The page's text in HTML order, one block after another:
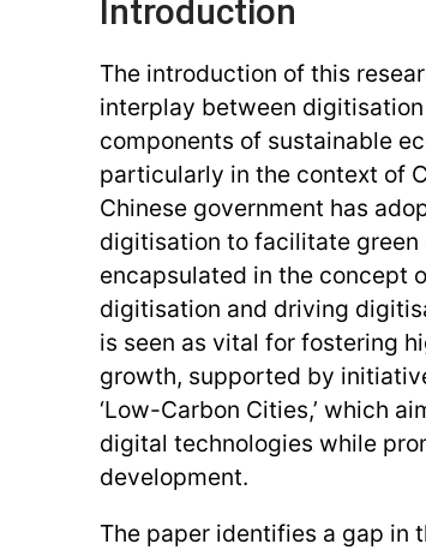
Introduction
The introduction of this
interplay between
components of sustainable
particularly in the context of
Chinese government has
digitisation to facilitate
encapsulated in the concept
digitisation and driving
is seen as vital for fostering
growth, supported by
‘Low-Carbon Cities,’ which
digital technologies while
development.
The paper identifies a gap in